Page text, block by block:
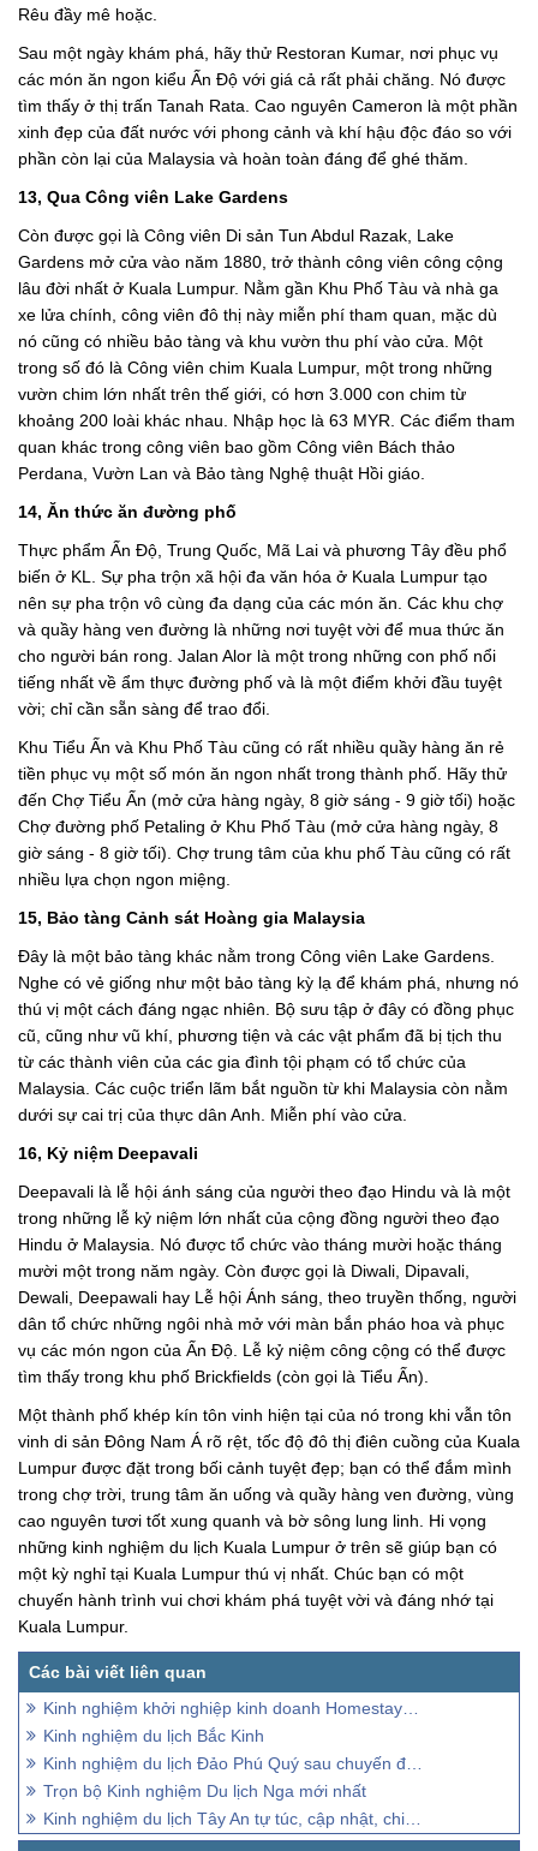
Rêu đầy mê hoặc.
Sau một ngày khám phá, hãy thử Restoran Kumar, nơi phục vụ
các món ăn ngon kiểu Ấn Độ với giá cả rất phải chăng. Nó được
tìm thấy ở thị trấn Tanah Rata. Cao nguyên Cameron là một phần
xinh đẹp của đất nước với phong cảnh và khí hậu độc đáo so với
phần còn lại của Malaysia và hoàn toàn đáng để ghé thăm.
13, Qua Công viên Lake Gardens
Còn được gọi là Công viên Di sản Tun Abdul Razak, Lake
Gardens mở cửa vào năm 1880, trở thành công viên công cộng
lâu đời nhất ở Kuala Lumpur. Nằm gần Khu Phố Tàu và nhà ga
xe lửa chính, công viên đô thị này miễn phí tham quan, mặc dù
nó cũng có nhiều bảo tàng và khu vườn thu phí vào cửa. Một
trong số đó là Công viên chim Kuala Lumpur, một trong những
vườn chim lớn nhất trên thế giới, có hơn 3.000 con chim từ
khoảng 200 loài khác nhau. Nhập học là 63 MYR. Các điểm tham
quan khác trong công viên bao gồm Công viên Bách thảo
Perdana, Vườn Lan và Bảo tàng Nghệ thuật Hồi giáo.
14, Ăn thức ăn đường phố
Thực phẩm Ấn Độ, Trung Quốc, Mã Lai và phương Tây đều phổ
biến ở KL. Sự pha trộn xã hội đa văn hóa ở Kuala Lumpur tạo
nên sự pha trộn vô cùng đa dạng của các món ăn. Các khu chợ
và quầy hàng ven đường là những nơi tuyệt vời để mua thức ăn
cho người bán rong. Jalan Alor là một trong những con phố nổi
tiếng nhất về ẩm thực đường phố và là một điểm khởi đầu tuyệt
vời; chỉ cần sẵn sàng để trao đổi.
Khu Tiểu Ấn và Khu Phố Tàu cũng có rất nhiều quầy hàng ăn rẻ
tiền phục vụ một số món ăn ngon nhất trong thành phố. Hãy thử
đến Chợ Tiểu Ấn (mở cửa hàng ngày, 8 giờ sáng - 9 giờ tối) hoặc
Chợ đường phố Petaling ở Khu Phố Tàu (mở cửa hàng ngày, 8
giờ sáng - 8 giờ tối). Chợ trung tâm của khu phố Tàu cũng có rất
nhiều lựa chọn ngon miệng.
15, Bảo tàng Cảnh sát Hoàng gia Malaysia
Đây là một bảo tàng khác nằm trong Công viên Lake Gardens.
Nghe có vẻ giống như một bảo tàng kỳ lạ để khám phá, nhưng nó
thú vị một cách đáng ngạc nhiên. Bộ sưu tập ở đây có đồng phục
cũ, cũng như vũ khí, phương tiện và các vật phẩm đã bị tịch thu
từ các thành viên của các gia đình tội phạm có tổ chức của
Malaysia. Các cuộc triển lãm bắt nguồn từ khi Malaysia còn nằm
dưới sự cai trị của thực dân Anh. Miễn phí vào cửa.
16, Kỷ niệm Deepavali
Deepavali là lễ hội ánh sáng của người theo đạo Hindu và là một
trong những lễ kỷ niệm lớn nhất của cộng đồng người theo đạo
Hindu ở Malaysia. Nó được tổ chức vào tháng mười hoặc tháng
mười một trong năm ngày. Còn được gọi là Diwali, Dipavali,
Dewali, Deepawali hay Lễ hội Ánh sáng, theo truyền thống, người
dân tổ chức những ngôi nhà mở với màn bắn pháo hoa và phục
vụ các món ngon của Ấn Độ. Lễ kỷ niệm công cộng có thể được
tìm thấy trong khu phố Brickfields (còn gọi là Tiểu Ấn).
Một thành phố khép kín tôn vinh hiện tại của nó trong khi vẫn tôn
vinh di sản Đông Nam Á rõ rệt, tốc độ đô thị điên cuồng của Kuala
Lumpur được đặt trong bối cảnh tuyệt đẹp; bạn có thể đắm mình
trong chợ trời, trung tâm ăn uống và quầy hàng ven đường, vùng
cao nguyên tươi tốt xung quanh và bờ sông lung linh. Hi vọng
những kinh nghiệm du lịch Kuala Lumpur ở trên sẽ giúp bạn có
một kỳ nghỉ tại Kuala Lumpur thú vị nhất. Chúc bạn có một
chuyến hành trình vui chơi khám phá tuyệt vời và đáng nhớ tại
Kuala Lumpur.
Kinh nghiệm khởi nghiệp kinh doanh Homestay du lịch
Kinh nghiệm du lịch Bắc Kinh
Kinh nghiệm du lịch Đảo Phú Quý sau chuyến đi thực tế
Trọn bộ Kinh nghiệm Du lịch Nga mới nhất
Kinh nghiệm du lịch Tây An tự túc, cập nhật, chi tiết từ A -Z